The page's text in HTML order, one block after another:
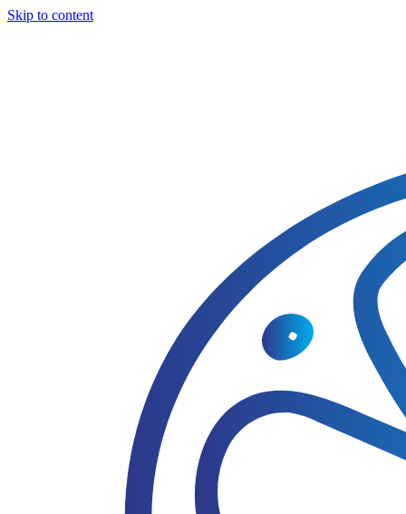
Skip to content